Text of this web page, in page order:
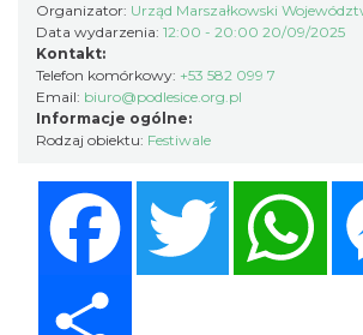
8.05 km
DISCO-OGRO FESTIWAL przy
Ogrodzieniec
Podzamcze
8.05 km
Organizator: Urząd Marszałkowski
Data wydarzenia: 12:00 - 20:00 20/09/2025
Kontakt:
Telefon komórkowy: +53 582 099 7
Email: biuro@podlesice.org.pl
Informacje ogólne:
Rodzaj obiektu: Festiwale
Twitter